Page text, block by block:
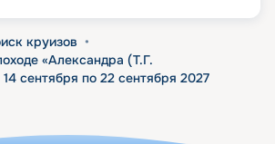
круизов •
«Александра (Т.Г.
сентября по 22 сентября 2027